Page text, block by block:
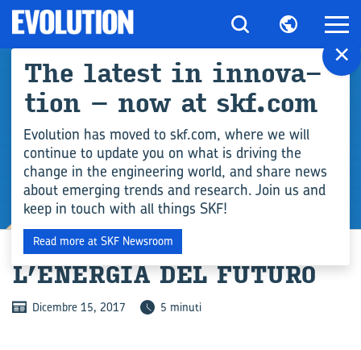
INDUSTRIA
L’ENER­GIA DEL FU­TU­RO
Dicembre 15, 2017 5 minuti
×
The la­te­st in in­no­va­
tion – now at skf.com
Evolution has moved to skf.com, where we will
continue to update you on what is driving the
change in the engineering world, and share news
about emerging trends and research. Join us and
keep in touch with all things SKF!
Read more at SKF Newsroom